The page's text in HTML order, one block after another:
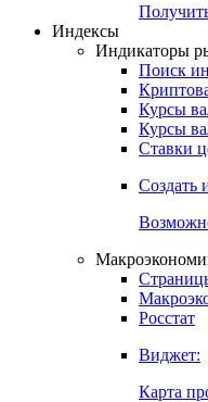
Индексы
Индикаторы
Поиск
Курсы
Курсы
Ставки
Создать
Росстат
Виджет:
Карта